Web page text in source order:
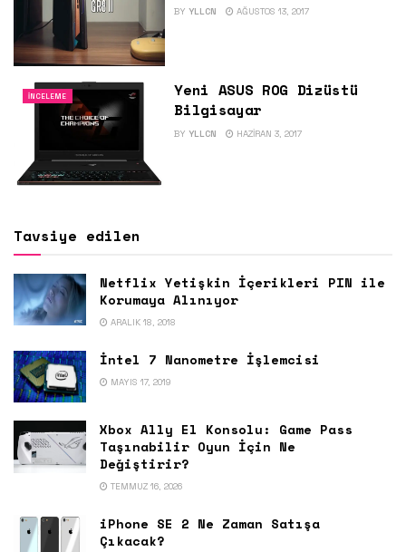
BY YLLCN AĞUSTOS 13, 2017
İNCELEME
Yeni ASUS ROG Dizüstü
Bilgisayar
BY YLLCN HAZIRAN 3, 2017
Tavsiye edilen
Netflix Yetişkin İçerikleri PIN ile
Korumaya Alınıyor
ARALIK 18, 2018
İntel 7 Nanometre İşlemcisi
MAYIS 17, 2019
Xbox Ally El Konsolu: Game Pass
Taşınabilir Oyun İçin Ne
Değiştirir?
TEMMUZ 16, 2026
iPhone SE 2 Ne Zaman Satışa
Çıkacak?